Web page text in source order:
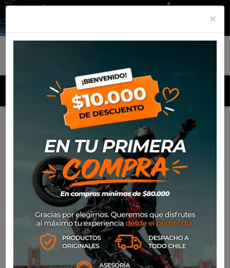
MENU
Productos Motos
Yamaha YFM-700R SE (Grizzly)
×